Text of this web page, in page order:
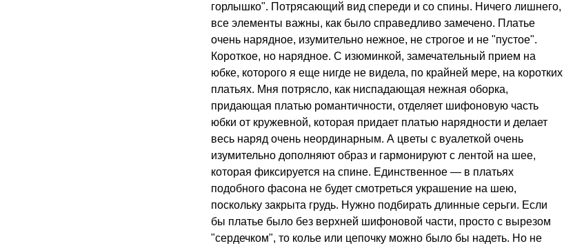
горлышко". Потрясающий вид спереди и со спины. Ничего лишнего,
все элементы важны, как было справедливо замечено. Платье
очень нарядное, изумительно нежное, не строгое и не "пустое".
Короткое, но нарядное. С изюминкой, замечательный прием на
юбке, которого я еще нигде не видела, по крайней мере, на коротких
платьях. Мня потрясло, как ниспадающая нежная оборка,
придающая платью романтичности, отделяет шифоновую часть
юбки от кружевной, которая придает платью нарядности и делает
весь наряд очень неординарным. А цветы с вуалеткой очень
изумительно дополняют образ и гармонируют с лентой на шее,
которая фиксируется на спине. Единственное — в платьях
подобного фасона не будет смотреться украшение на шею,
поскольку закрыта грудь. Нужно подбирать длинные серьги. Если
бы платье было без верхней шифоновой части, просто с вырезом
"сердечком", то колье или цепочку можно было бы надеть. Но не